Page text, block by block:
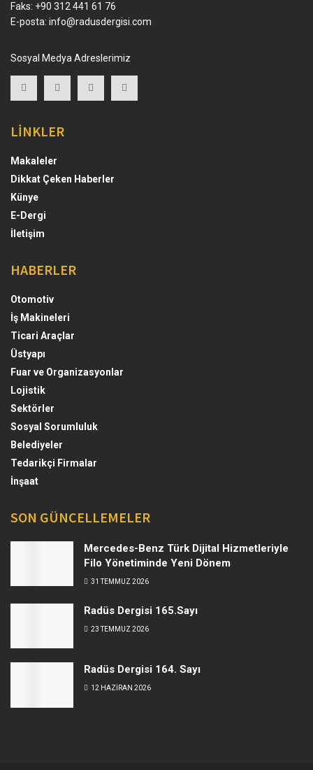
Faks: +90 312 441 61 76
E-posta: info@radusdergisi.com
Sosyal Medya Adreslerimiz
LİNKLER
Makaleler
Dikkat Çeken Haberler
Künye
E-Dergi
İletişim
HABERLER
Otomotiv
İş Makineleri
Ticari Araçlar
Üstyapı
Fuar ve Organizasyonlar
Lojistik
Sektörler
Sosyal Sorumluluk
Belediyeler
Tedarikçi Firmalar
İnşaat
SON GÜNCELLEMELER
Mercedes-Benz Türk Dijital Hizmetleriyle
Filo Yönetiminde Yeni Dönem
31 TEMMUZ 2026
Radüs Dergisi 165.Sayı
23 TEMMUZ 2026
Radüs Dergisi 164. Sayı
12 HAZIRAN 2026